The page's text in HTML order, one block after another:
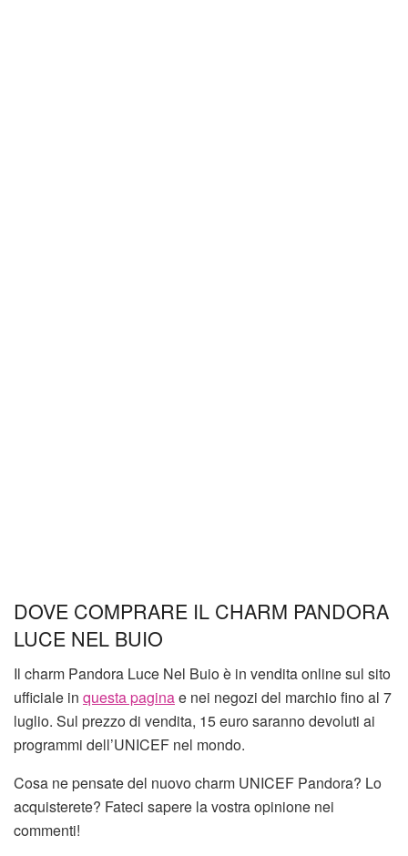
DOVE COMPRARE IL CHARM PANDORA
LUCE NEL BUIO
Il charm Pandora Luce Nel Buio è in vendita online sul sito
ufficiale in questa paginae nei negozi del marchio fino al 7
luglio. Sul prezzo di vendita, 15 euro saranno devoluti ai
programmi dell’UNICEF nel mondo.
Cosa ne pensate del nuovo charm UNICEF Pandora? Lo
acquisterete? Fateci sapere la vostra opinione nei
commenti!